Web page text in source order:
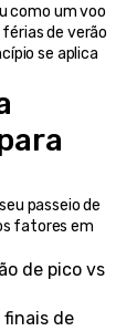
como um voo
de verão
se aplica
passeio de
fatores em
de pico vs
finais de